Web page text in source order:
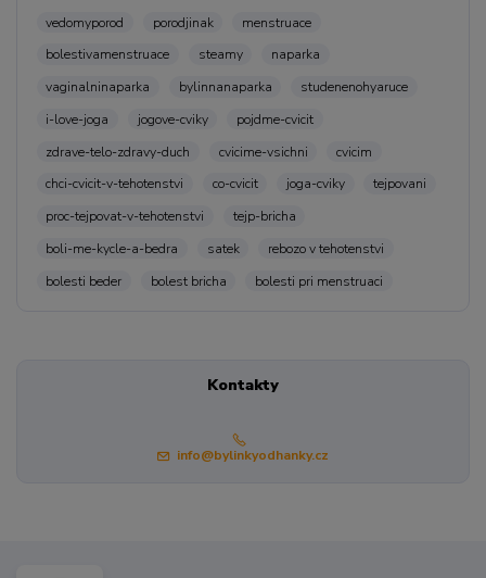
vedomyporod
porodjinak
menstruace
bolestivamenstruace
steamy
naparka
vaginalninaparka
bylinnanaparka
studenenohyaruce
i-love-joga
jogove-cviky
pojdme-cvicit
zdrave-telo-zdravy-duch
cvicime-vsichni
cvicim
chci-cvicit-v-tehotenstvi
co-cvicit joga-cviky
tejpovani
proc-tejpovat-v-tehotenstvi
tejp-bricha
boli-me-kycle-a-bedra
satek
rebozo v tehotenstvi
bolesti beder
bolest bricha bolesti pri menstruaci
Kontakty
info@bylinkyodhanky.cz